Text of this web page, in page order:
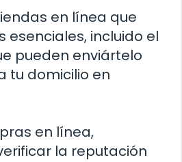
en línea que
esenciales, incluido el
pueden enviártelo
tu domicilio en
en línea,
la reputación